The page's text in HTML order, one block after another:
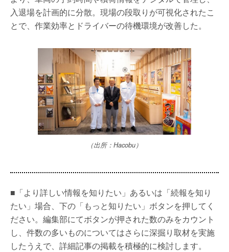
入退場を計画的に分散。現場の段取りが可視化されたこ
とで、作業効率とドライバーの待機環境が改善した。
（出所：Hacobu）
■「より詳しい情報を知りたい」あるいは「続報を知り
たい」場合、下の「もっと知りたい」ボタンを押してく
ださい。編集部にてボタンが押された数のみをカウント
し、件数の多いものについてはさらに深掘り取材を実施
したうえで、詳細記事の掲載を積極的に検討します。